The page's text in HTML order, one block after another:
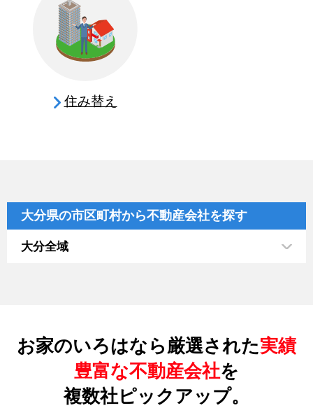
住み替え
大分県の市区町村から不動産会社を探す
大分全域
お家のいろはなら厳選された実績
豊富な不動産会社を
複数社ピックアップ。